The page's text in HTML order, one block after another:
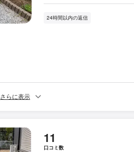
24時間以内の返信
さらに表示
11
口コミ数